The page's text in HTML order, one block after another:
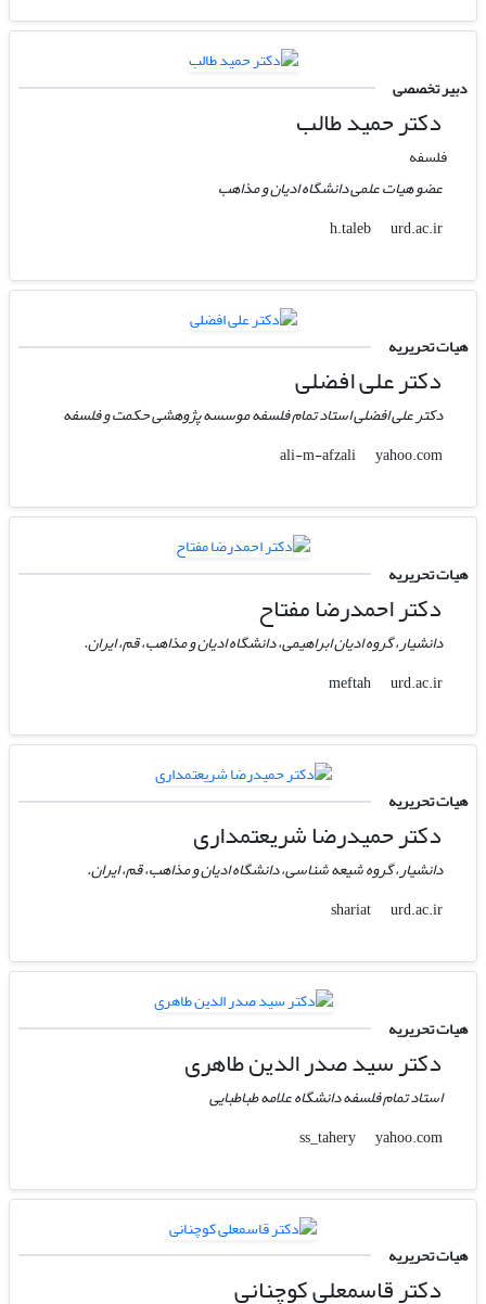
دبیر تخصصی
دکتر حمید طالب
فلسفه
عضو هیات علمی دانشگاه ادیان و مذاهب
h.taleb
urd.ac.ir
هیات تحریریه
دکتر علی افضلی
دکتر علی افضلی استاد تمام فلسفه موسسه پژوهشی حکمت و فلسفه
ali-m-afzali
yahoo.com
هیات تحریریه
دکتر احمدرضا مفتاح
دانشیار، گروه ادیان ابراهیمی، دانشگاه ادیان و مذاهب، قم، ایران.
meftah
urd.ac.ir
هیات تحریریه
دکتر حمیدرضا شریعتمداری
دانشیار، گروه شیعه شناسی، دانشگاه ادیان و مذاهب، قم، ایران.
shariat
urd.ac.ir
هیات تحریریه
دکتر سید صدر الدین طاهری
استاد تمام فلسفه دانشگاه علامه طباطبایی
ss_tahery
yahoo.com
هیات تحریریه
دکتر قاسمعلی کوچنانی